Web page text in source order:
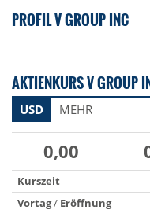
PROFIL V GROUP INC
AKTIENKURS V GROUP
USD MEHR
0,00
Kurszeit
Vortag/ Eröffnung